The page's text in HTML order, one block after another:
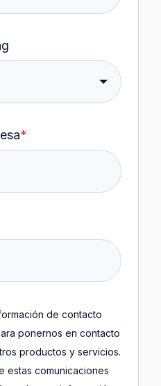
*
de contacto
ponernos en contacto
productos y servicios.
estas comunicaciones